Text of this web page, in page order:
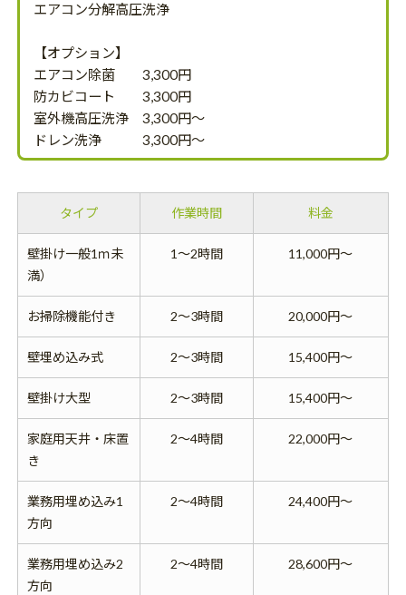
エアコン分解高圧洗浄
【オプション】
エアコン除菌 3,300円
防カビコート 3,300円
室外機高圧洗浄 3,300円～
ドレン洗浄 3,300円～
タイプ 作業時間 料金
壁掛け一般1ｍ未
満）
1～2時間 11,000円～
お掃除機能付き 2～3時間 20,000円～
壁埋め込み式 2～3時間 15,400円～
壁掛け大型 2～3時間 15,400円～
家庭用天井・床置
き
2～4時間 22,000円～
業務用埋め込み1
方向
2～4時間 24,400円～
業務用埋め込み2
方向
2～4時間 28,600円～